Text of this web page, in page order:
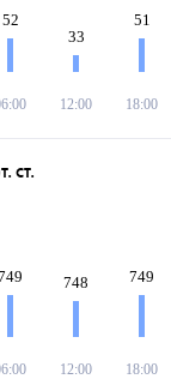
52
33
12:00
51
18:00
ст.
748
12:00
749
18:00